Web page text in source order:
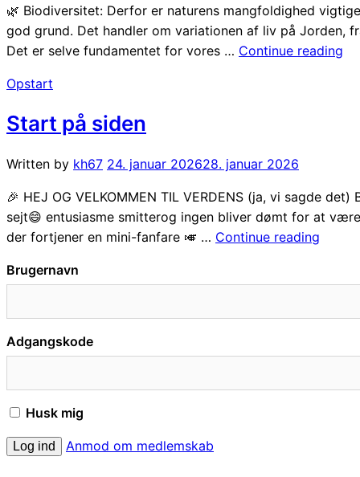
🌿 Biodiversitet: Derfor er naturens mangfoldighed
god grund. Det handler om variationen af liv på Jorden,
Det er selve fundamentet for vores … Continue reading
Opstart
Start på siden
Written by kh67 24. januar 202628. januar 2026
🎉 HEJ OG VELKOMMEN TIL VERDENS (ja, vi sagde
sejt😄 entusiasme smitterog ingen bliver dømt for at
der fortjener en mini-fanfare 🎺 … Continue reading
Brugernavn
Adgangskode
Husk mig
Anmod om medlemskab